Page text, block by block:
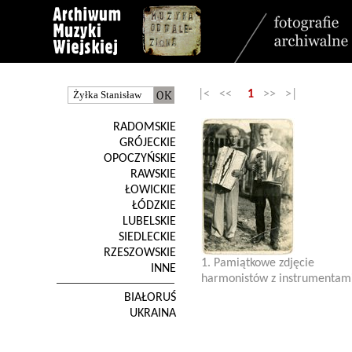
RADOMSKIE
GRÓJECKIE
OPOCZYŃSKIE
RAWSKIE
ŁOWICKIE
ŁÓDZKIE
LUBELSKIE
SIEDLECKIE
RZESZOWSKIE
INNE
BIAŁORUŚ
UKRAINA
|< << 1 >> >|
1. Pamiątkowe zdjęcie
harmonistów z